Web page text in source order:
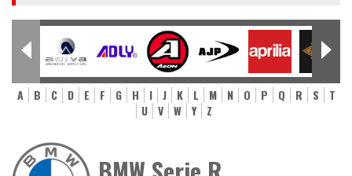
A B C D E F G H I J K L M N O P Q R S
T
U
V W Y Z